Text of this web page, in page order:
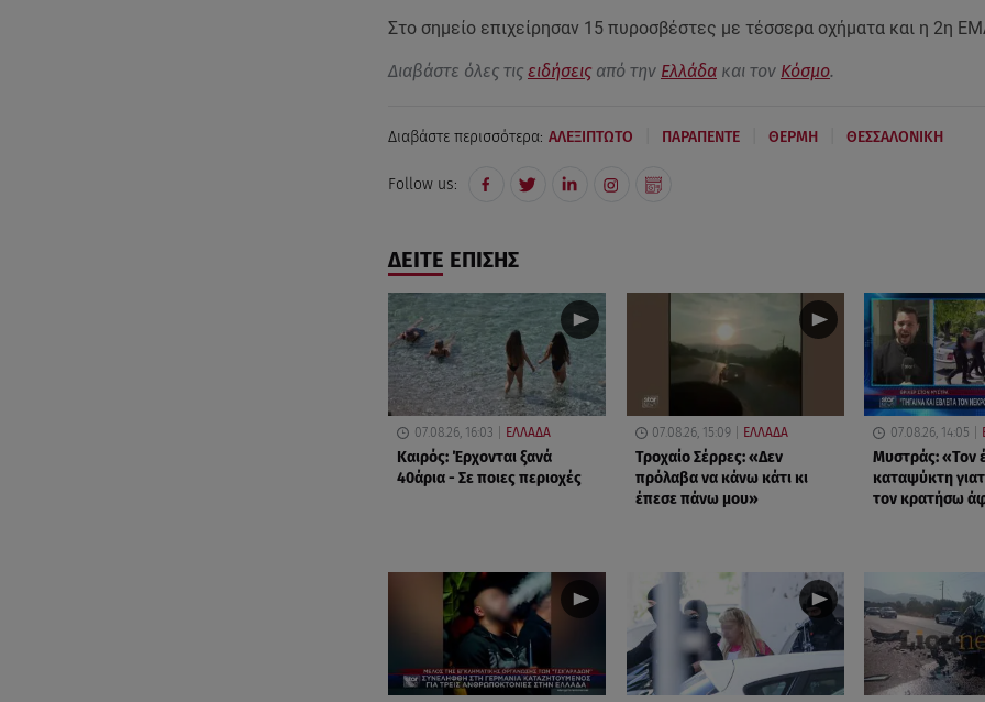
Στο σημείο επιχείρησαν 15 πυροσβέστες με τέσσερα οχήματα και η 2η
Διαβάστε όλες τις ειδήσειςαπό την Ελλάδακαι τον Κόσμο.
Διαβάστε περισσότερα: ΑΛΕΞΙΠΤΩΤΟ ΠΑΡΑΠΕΝΤΕ ΘΕΡΜΗ ΘΕΣΣΑΛΟΝΙΚΗ
Follow us:
ΔΕΙΤΕ ΕΠΙΣΗΣ
07.08.26, 16:03 ΕΛΛΑΔΑ
Καιρός: Έρχονται ξανά
40άρια - Σε ποιες περιοχές
07.08.26, 15:09 ΕΛΛΑΔΑ
Τροχαίο Σέρρες: «Δεν
πρόλαβα να κάνω κάτι κι
έπεσε πάνω μου»
07.08.26, 14:05
Μυστράς: «Τον
καταψύκτη
τον κρατήσω